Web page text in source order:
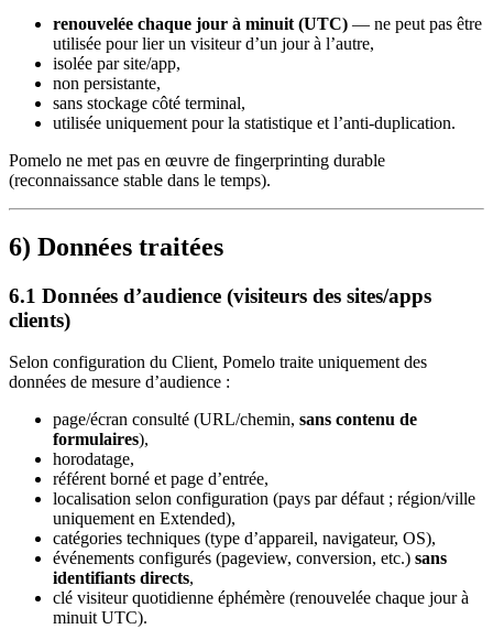
renouvelée chaque jour à minuit (UTC) — ne peut pas être
utilisée pour lier un visiteur d’un jour à l’autre,
isolée par site/app,
non persistante,
sans stockage côté terminal,
utilisée uniquement pour la statistique et l’anti-duplication.
Pomelo ne met pas en œuvre de fingerprinting durable
(reconnaissance stable dans le temps).
6) Données traitées
6.1 Données d’audience (visiteurs des sites/apps
clients)
Selon configuration du Client, Pomelo traite uniquement des
données de mesure d’audience :
page/écran consulté (URL/chemin, sans contenu de
formulaires),
horodatage,
référent borné et page d’entrée,
localisation selon configuration (pays par défaut ; région/ville
uniquement en Extended),
catégories techniques (type d’appareil, navigateur, OS),
événements configurés (pageview, conversion, etc.) sans
identifiants directs,
clé visiteur quotidienne éphémère (renouvelée chaque jour à
minuit UTC).